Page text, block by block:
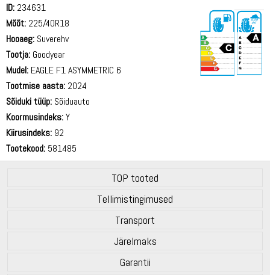
ID: 234631
Mõõt: 225/40R18
Hooaeg: Suverehv
Tootja: Goodyear
Mudel: EAGLE F1 ASYMMETRIC 6
Tootmise aasta: 2024
Sõiduki tüüp: Sõiduauto
Koormusindeks:Y
Kiirusindeks: 92
Tootekood: 581485
TOP tooted
Tellimistingimused
Transport
Järelmaks
Garantii